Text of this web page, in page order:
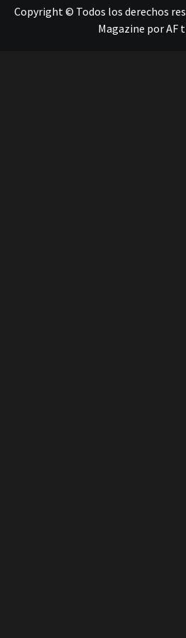
Copyright © Todos los derechos
Magazine porAF